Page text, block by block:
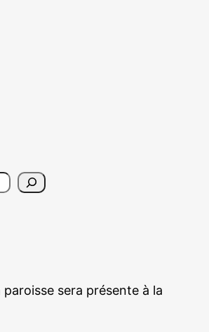
sera présente à la